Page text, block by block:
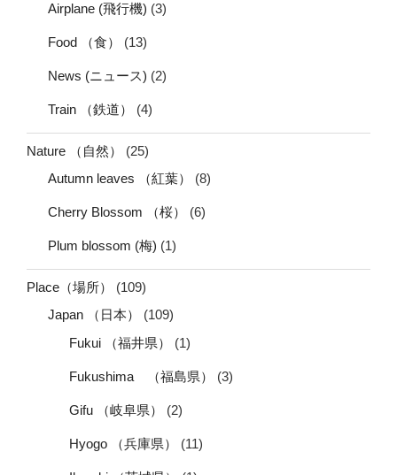
Airplane (飛行機) (3)
Food （食） (13)
News (ニュース) (2)
Train （鉄道） (4)
Nature （自然）
(25)
Autumn leaves （紅葉）
(8)
Cherry Blossom （桜） (6)
Plum blossom (梅) (1)
Place（場所）
(109)
Japan （日本）
(109)
Fukui （福井県）
(1)
Fukushima （福島県） (3)
Gifu （岐阜県） (2)
Hyogo （兵庫県） (11)